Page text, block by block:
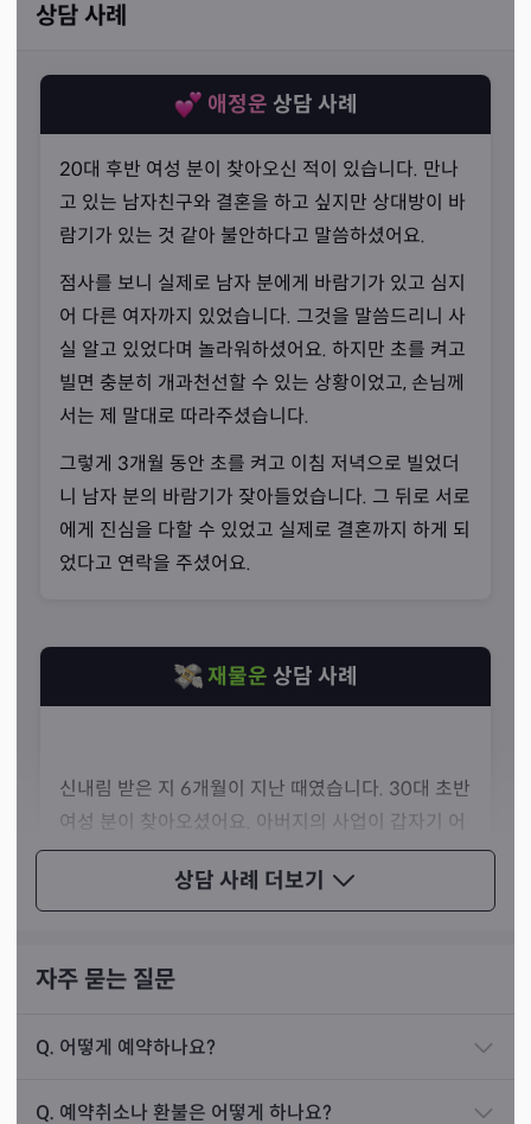
틀림이 없는
“신령님의 말씀에는 거짓이 없습니다.”
선생님께서는 가끔씩 듣고 싶은 말을 듣기 위해 찾아오는
손님들이 있다고 말씀하셨습니다. 하지만 그런 목적으로 신
점을 찾는 것은 아무 도움도 되지 않는다고 하셨죠. 그 이유
는 신령님께서는 거짓 없이 사실만을 말씀해 주시기 때문입
신점의 장점은 점사가 좋게 나오게 되면 물론 좋지만 안 좋
상담 사례 더보기
상담 사례
애정운 상담 사례
20대 후반 여성 분이 찾아오신 적이 있습니다. 만나
고 있는 남자친구와 결혼을 하고 싶지만 상대방이 바
람기가 있는 것 같아 불안하다고 말씀하셨어요.
점사를 보니 실제로 남자 분에게 바람기가 있고 심지
어 다른 여자까지 있었습니다. 그것을 말씀드리니 사
실 알고 있었다며 놀라워하셨어요. 하지만 초를 켜고
빌면 충분히 개과천선할 수 있는 상황이었고, 손님께
서는 제 말대로 따라주셨습니다.
그렇게 3개월 동안 초를 켜고 이침 저녁으로 빌었더
니 남자 분의 바람기가 잦아들었습니다. 그 뒤로 서로
에게 진심을 다할 수 있었고 실제로 결혼까지 하게 되
었다고 연락을 주셨어요.
재물운 상담 사례
신내림 받은 지 6개월이 지난 때였습니다. 30대 초반
여성 분이 찾아오셨어요. 아버지의 사업이 갑자기 어
려워지고 자금이 돌지 않는다고 말씀하셨습니다.
어와 되는 일이 없었죠. 그래서 간단한 굿을 제안했고
굿을 한 뒤로 시간이 조금 지나니 사업상의 계약이 하
열심히 방법을 찾고 노력했기에 조상님들도 도와주
자주 묻는 질문
Q. 어떻게 예약하나요?
Q. 예약취소나 환불은 어떻게 하나요?